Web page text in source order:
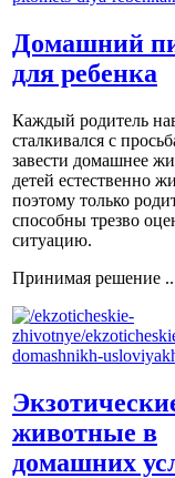
Домашний
для ребенка
Каждый родитель
сталкивался с
завести домашнее
детей естественно
поэтому только
способны трезво
ситуацию.
Принимая решение
животные в
домашних